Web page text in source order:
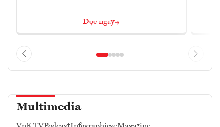
Đọc ngay
Multimedia